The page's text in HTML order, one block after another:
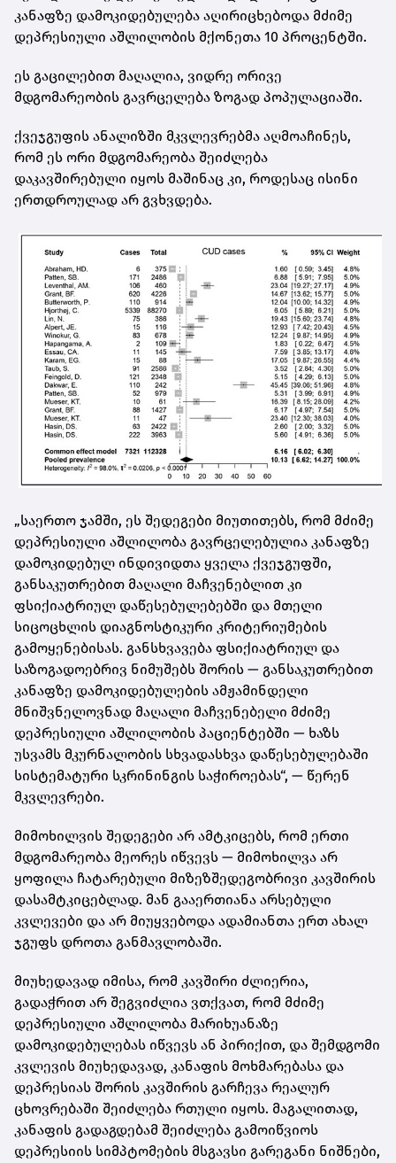
კანაფზე დამოკიდებულება აღირიცხებოდა მძიმე
დეპრესიული აშლილობის მქონეთა 10 პროცენტში.
ეს გაცილებით მაღალია, ვიდრე ორივე
მდგომარეობის გავრცელება ზოგად პოპულაციაში.
ქვეჯგუფის ანალიზში მკვლევრებმა აღმოაჩინეს,
რომ ეს ორი მდგომარეობა შეიძლება
დაკავშირებული იყოს მაშინაც კი, როდესაც ისინი
ერთდროულად არ გვხვდება.
„საერთო ჯამში, ეს შედეგები მიუთითებს, რომ მძიმე
დეპრესიული აშლილობა გავრცელებულია კანაფზე
დამოკიდებულ ინდივიდთა ყველა ქვეჯგუფში,
განსაკუთრებით მაღალი მაჩვენებლით კი
ფსიქიატრიულ დაწესებულებებში და მთელი
სიცოცხლის დიაგნოსტიკური კრიტერიუმების
გამოყენებისას. განსხვავება ფსიქიატრიულ და
საზოგადოებრივ ნიმუშებს შორის — განსაკუთრებით
კანაფზე დამოკიდებულების ამჟამინდელი
მნიშვნელოვნად მაღალი მაჩვენებელი მძიმე
დეპრესიული აშლილობის პაციენტებში — ხაზს
უსვამს მკურნალობის სხვადასხვა დაწესებულებაში
სისტემატური სკრინინგის საჭიროებას“, — წერენ
მკვლევრები.
მიმოხილვის შედეგები არ ამტკიცებს, რომ ერთი
მდგომარეობა მეორეს იწვევს — მიმოხილვა არ
ყოფილა ჩატარებული მიზეზშედეგობრივი კავშირის
დასამტკიცებლად. მან გააერთიანა არსებული
კვლევები და არ მიუყვებოდა ადამიანთა ერთ ახალ
ჯგუფს დროთა განმავლობაში.
მიუხედავად იმისა, რომ კავშირი ძლიერია,
გადაჭრით არ შეგვიძლია ვთქვათ, რომ მძიმე
დეპრესიული აშლილობა მარიხუანაზე
დამოკიდებულებას იწვევს ან პირიქით, და შემდგომი
კვლევის მიუხედავად, კანაფის მოხმარებასა და
დეპრესიას შორის კავშირის გარჩევა რეალურ
ცხოვრებაში შეიძლება რთული იყოს. მაგალითად,
კანაფის გადაგდებამ შეიძლება გამოიწვიოს
დეპრესიის სიმპტომების მსგავსი გარეგანი ნიშნები,